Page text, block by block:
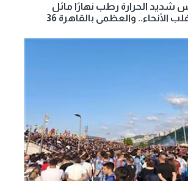
شديد الحرارة رطب نهارًا مائل
الأنحاء.. والعظمى بالقاهرة 36